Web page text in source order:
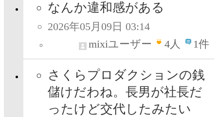
なんか違和感がある
2026年05月09日 03:14
mixiユーザー
4人 1件
さくらプロダクションの銭
儲けだわね。長男が社長だ
ったけど交代したみたい